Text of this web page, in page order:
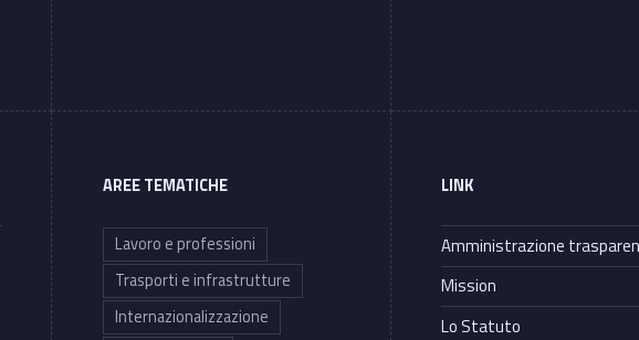
AREE TEMATICHE
Lavoro e professioni
Trasporti e infrastrutture
Internazionalizzazione
LINK
Amministrazione
Mission
Lo Statuto